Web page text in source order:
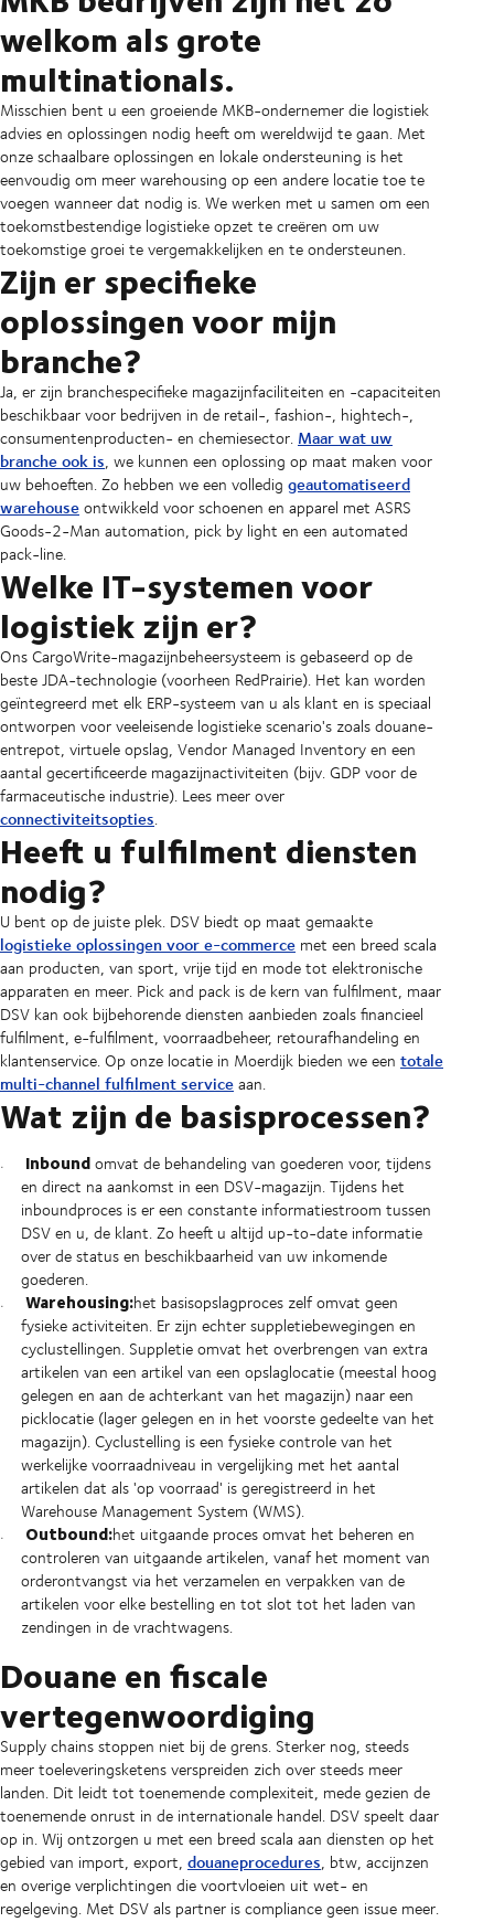
welkom als grote
multinationals.
Misschien bent u een groeiende MKB-ondernemer die logistiek
advies en oplossingen nodig heeft om wereldwijd te gaan. Met
onze schaalbare oplossingen en lokale ondersteuning is het
eenvoudig om meer warehousing op een andere locatie toe te
voegen wanneer dat nodig is. We werken met u samen om een
toekomstbestendige logistieke opzet te creëren om uw
toekomstige groei te vergemakkelijken en te ondersteunen.
Zijn er specifieke
oplossingen voor mijn
branche?
Ja, er zijn branchespecifieke magazijnfaciliteiten en -capaciteiten
beschikbaar voor bedrijven in de retail-, fashion-, hightech-,
consumentenproducten- en chemiesector. Maar wat uw
branche ook is, we kunnen een oplossing op maat maken voor
uw behoeften. Zo hebben we een volledig geautomatiseerd
warehouseontwikkeld voor schoenen en apparel met ASRS
Goods-2-Man automation, pick by light en een automated
pack-line.
Welke IT-systemen voor
logistiek zijn er?
Ons CargoWrite-magazijnbeheersysteem is gebaseerd op de
beste JDA-technologie (voorheen RedPrairie). Het kan worden
geïntegreerd met elk ERP-systeem van u als klant en is speciaal
ontworpen voor veeleisende logistieke scenario's zoals douane-
entrepot, virtuele opslag, Vendor Managed Inventory en een
aantal gecertificeerde magazijnactiviteiten (bijv. GDP voor de
farmaceutische industrie). Lees meer over
connectiviteitsopties.
Heeft u fulfilment diensten
nodig?
U bent op de juiste plek. DSV biedt op maat gemaakte
logistieke oplossingen voor e-commerce met een breed scala
aan producten, van sport, vrije tijd en mode tot elektronische
apparaten en meer. Pick and pack is de kern van fulfilment, maar
DSV kan ook bijbehorende diensten aanbieden zoals financieel
fulfilment, e-fulfilment, voorraadbeheer, retourafhandeling en
klantenservice. Op onze locatie in Moerdijk bieden we een totale
multi-channel fulfilment serviceaan.
Wat zijn de basisprocessen?
Inboundomvat de behandeling van goederen voor, tijdens
en direct na aankomst in een DSV-magazijn. Tijdens het
inboundproces is er een constante informatiestroom tussen
DSV en u, de klant. Zo heeft u altijd up-to-date informatie
over de status en beschikbaarheid van uw inkomende
goederen.
Warehousing:het basisopslagproces zelf omvat geen
fysieke activiteiten. Er zijn echter suppletiebewegingen en
cyclustellingen. Suppletie omvat het overbrengen van extra
artikelen van een artikel van een opslaglocatie (meestal hoog
gelegen en aan de achterkant van het magazijn) naar een
picklocatie (lager gelegen en in het voorste gedeelte van het
magazijn). Cyclustelling is een fysieke controle van het
werkelijke voorraadniveau in vergelijking met het aantal
artikelen dat als 'op voorraad' is geregistreerd in het
Warehouse Management System (WMS).
Outbound:het uitgaande proces omvat het beheren en
controleren van uitgaande artikelen, vanaf het moment van
orderontvangst via het verzamelen en verpakken van de
artikelen voor elke bestelling en tot slot tot het laden van
zendingen in de vrachtwagens.
Douane en fiscale
vertegenwoordiging
Supply chains stoppen niet bij de grens. Sterker nog, steeds
meer toeleveringsketens verspreiden zich over steeds meer
landen. Dit leidt tot toenemende complexiteit, mede gezien de
toenemende onrust in de internationale handel. DSV speelt daar
op in. Wij ontzorgen u met een breed scala aan diensten op het
gebied van import, export, douaneprocedures, btw, accijnzen
en overige verplichtingen die voortvloeien uit wet- en
regelgeving. Met DSV als partner is compliance geen issue meer.